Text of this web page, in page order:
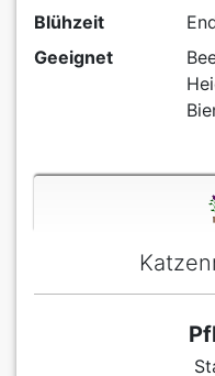
Blühzeit
Geeignet